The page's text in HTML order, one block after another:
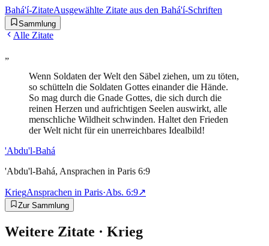
Bahá'í-ZitateAusgewählte Zitate aus den Bahá'í-Schriften
Sammlung
Alle Zitate
„
Wenn Soldaten der Welt den Säbel ziehen, um zu töten,
so schütteln die Soldaten Gottes einander die Hände.
So mag durch die Gnade Gottes, die sich durch die
reinen Herzen und aufrichtigen Seelen auswirkt, alle
menschliche Wildheit schwinden. Haltet den Frieden
der Welt nicht für ein unerreichbares Idealbild!
'Abdu'l-Bahá
'Abdu'l-Bahá, Ansprachen in Paris 6:9
KriegAnsprachen in Paris·Abs. 6:9↗
Zur Sammlung
Weitere Zitate · Krieg